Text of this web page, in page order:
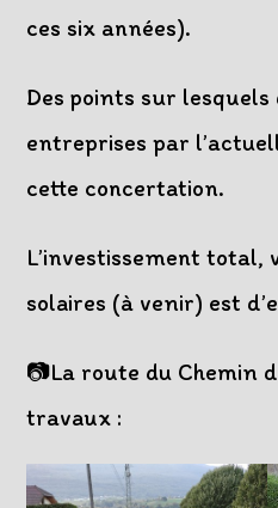
ces six années).
Des points sur
entreprises par
cette concertation.
L’investissement total,
solaires (à venir) est
📷La route du Chemin
travaux :